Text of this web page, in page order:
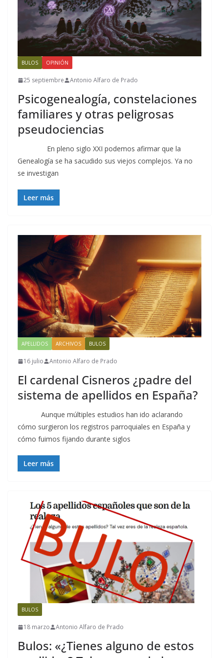
BULOS OPINIÓN
25 septiembre Antonio Alfaro de Prado
Psicogenealogía, constelaciones
familiares y otras peligrosas
pseudociencias
En pleno siglo XXI podemos afirmar que la
Genealogía se ha sacudido sus viejos complejos. Ya no
se investigan
Leer más
APELLIDOS ARCHIVOS BULOS
16 julio Antonio Alfaro de Prado
El cardenal Cisneros ¿padre del
sistema de apellidos en España?
Aunque múltiples estudios han ido aclarando
cómo surgieron los registros parroquiales en España y
cómo fuimos fijando durante siglos
Leer más
BULOS
18 marzo Antonio Alfaro de Prado
Bulos: «¿Tienes alguno de estos